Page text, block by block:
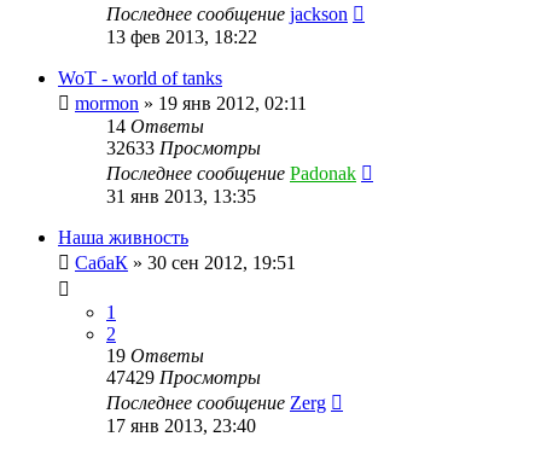
Последнее сообщение jackson
13 фев 2013, 18:22
WoT - world of tanks
mormon » 19 янв 2012, 02:11
14 Ответы
32633 Просмотры
Последнее сообщение Padonak
31 янв 2013, 13:35
Наша живность
СабаК » 30 сен 2012, 19:51
1
2
19 Ответы
47429 Просмотры
Последнее сообщение Zerg
17 янв 2013, 23:40